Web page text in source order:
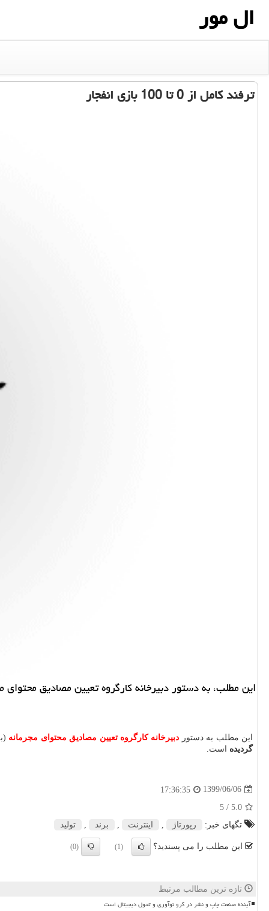
ال مور
ترفند كامل از 0 تا 100 بازی انفجار
این مطلب، به دستور دبیرخانه كارگروه تعیین مصادیق
این مطلب به دستور دبیرخانه كارگروه تعیین مصادیق محتوای مجرمانه
گردیده است.
1399/06/06
17:36:35
5.0
/ 5
تگهای خبر:
رپورتاژ اینترنت برند تولید
این مطلب را می پسندید؟ (1)
(0)
تازه ترین مطالب مرتبط
آینده صنعت چاپ و نشر در گرو نوآوری و تحول دیجیتال است